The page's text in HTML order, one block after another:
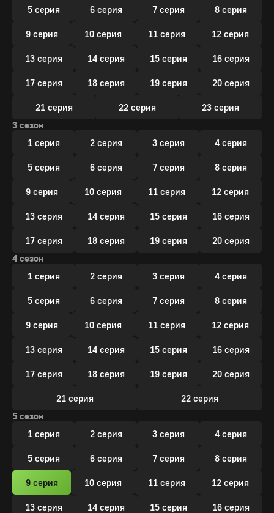
5 серия 6 серия 7 серия 8 серия
9 серия 10 серия 11 серия 12 серия
13 серия 14 серия 15 серия 16 серия
17 серия 18 серия 19 серия 20 серия
21 серия 22 серия
23 серия
3 сезон
1 серия
2 серия 3 серия 4 серия
5 серия 6 серия 7 серия 8 серия
9 серия 10 серия 11 серия 12 серия
13 серия 14 серия 15 серия 16 серия
17 серия 18 серия 19 серия
20 серия
4 сезон
1 серия
2 серия 3 серия 4 серия
5 серия 6 серия 7 серия 8 серия
9 серия 10 серия 11 серия 12 серия
13 серия 14 серия 15 серия 16 серия
17 серия 18 серия 19 серия 20 серия
21 серия
22 серия
5 сезон
1 серия
2 серия 3 серия 4 серия
5 серия 6 серия 7 серия 8 серия
9 серия 10 серия 11 серия 12 серия
13 серия 14 серия 15 серия 16 серия